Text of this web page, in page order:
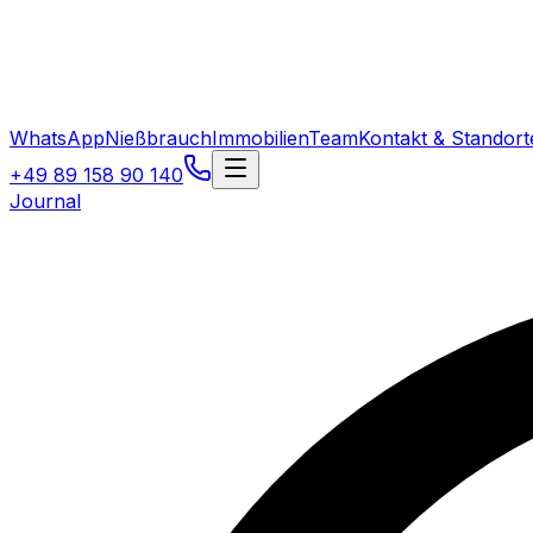
WhatsAppNießbrauchImmobilienTeamKontakt &
+49 89 158 90 140
Journal